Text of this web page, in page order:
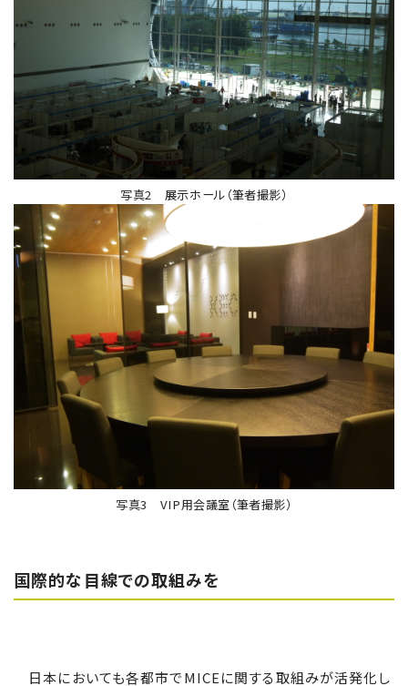
写真2 展示ホール（筆者撮影）
写真3 VIP用会議室（筆者撮影）
国際的な目線での取組みを
日本においても各都市でMICEに関する取組みが活発化し